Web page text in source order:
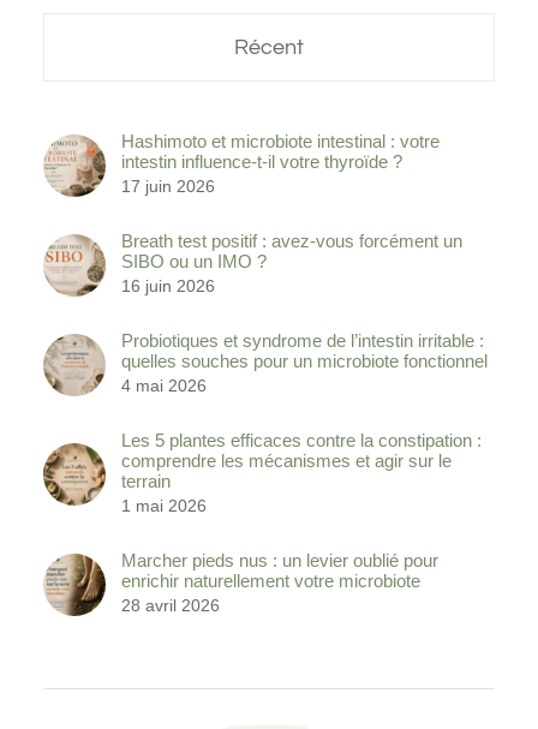
Récent
Hashimoto et microbiote intestinal : votre
intestin influence-t-il votre thyroïde ?
17 juin 2026
Breath test positif : avez-vous forcément un
SIBO ou un IMO ?
16 juin 2026
Probiotiques et syndrome de l’intestin irritable :
quelles souches pour un microbiote fonctionnel
4 mai 2026
Les 5 plantes efficaces contre la constipation :
comprendre les mécanismes et agir sur le
terrain
1 mai 2026
Marcher pieds nus : un levier oublié pour
enrichir naturellement votre microbiote
28 avril 2026